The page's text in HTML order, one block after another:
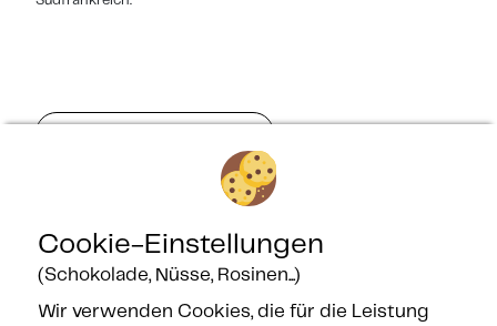
Cookie-Einstellungen
(Schokolade, Nüsse, Rosinen...)
Wir verwenden Cookies, die für die Leistung